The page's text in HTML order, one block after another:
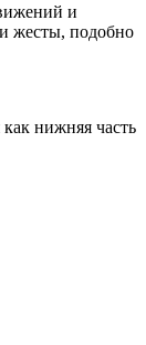
и
жесты, подобно
нижняя часть